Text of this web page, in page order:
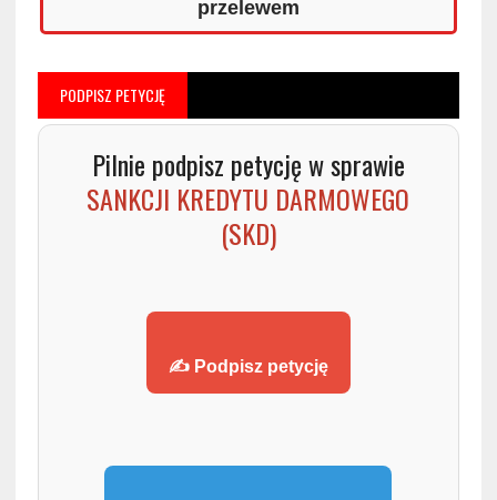
przelewem
PODPISZ PETYCJĘ
Pilnie podpisz petycję w sprawie
SANKCJI KREDYTU DARMOWEGO
(SKD)
✍️ Podpisz petycję